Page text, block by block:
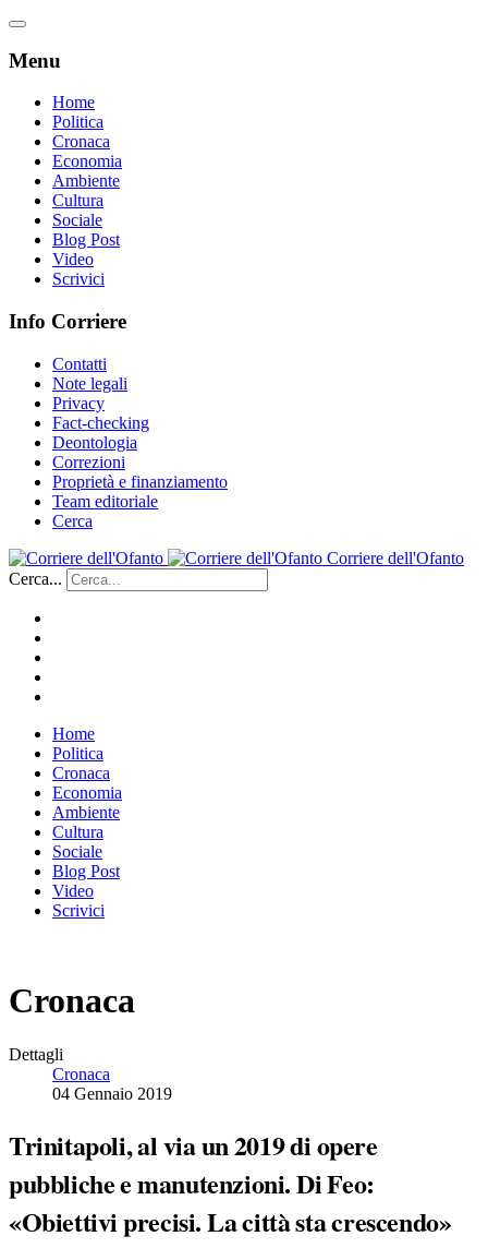
Menu
Home
Politica
Cronaca
Economia
Ambiente
Cultura
Sociale
Blog Post
Video
Scrivici
Info Corriere
Contatti
Note legali
Privacy
Fact-checking
Deontologia
Correzioni
Proprietà e finanziamento
Team editoriale
Cerca
Corriere dell'Ofanto
Cerca...
Home
Politica
Cronaca
Economia
Ambiente
Cultura
Sociale
Blog Post
Video
Scrivici
Cronaca
Dettagli
Cronaca
04 Gennaio 2019
Trinitapoli, al via un 2019 di opere
pubbliche e manutenzioni. Di Feo:
«Obiettivi precisi. La città sta crescendo»